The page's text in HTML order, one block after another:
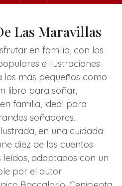
Las Maravillas
en familia, con los
e ilustraciones
más pequeños como
libro para soñar,
familia, ideal para
soñadores.
en una cuidada
diez de los cuentos
leídos, adaptados con un
por el autor